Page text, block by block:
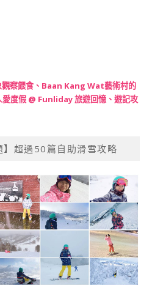
觀察餵食、Baan Kang Wat藝術村的
度假 @ Funliday 旅遊回憶、遊記攻
】超過50篇自助滑雪攻略